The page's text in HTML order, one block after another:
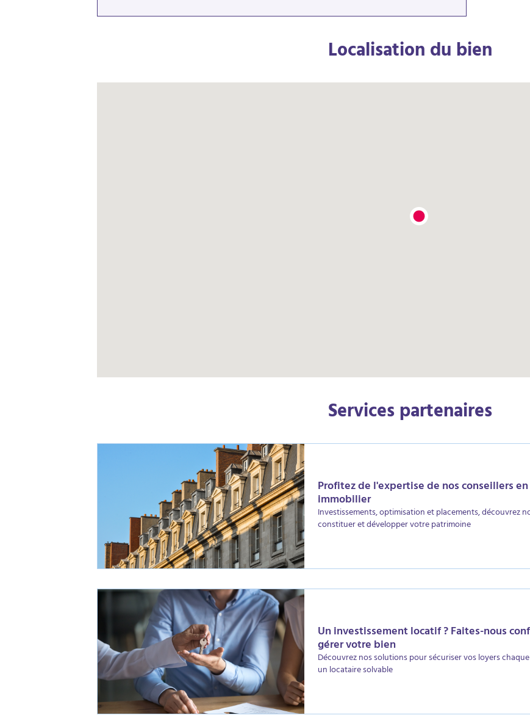
Localisation du bien
Services partenaires
Profitez de l'expertise de nos conseillers
immobilier
Investissements, optimisation et placements, découvrez
constituer et développer votre patrimoine
Un investissement locatif ? Faites-nous
gérer votre bien
Découvrez nos solutions pour sécuriser vos loyers
un locataire solvable